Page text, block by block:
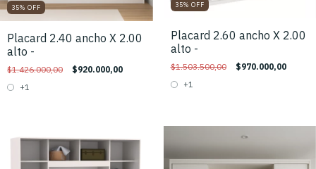
35% OFF
Placard 2.40 ancho X 2.00
alto -
$1.426.000,00 $920.000,00
+1
35% OFF
Placard 2.60 ancho X 2.00
alto -
$1.503.500,00 $970.000,00
+1